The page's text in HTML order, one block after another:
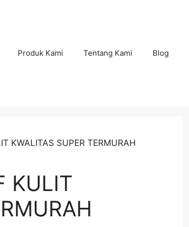
Produk Kami Tentang Kami Blog
KWALITAS SUPER TERMURAH
KULIT